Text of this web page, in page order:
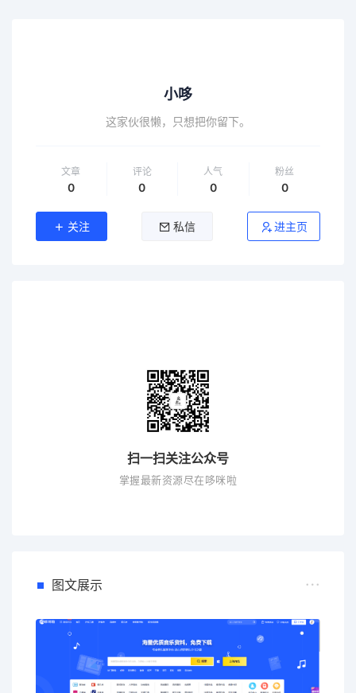
小哆
这家伙很懒，只想把你留下。
文章
0
评论
0
人气
0
粉丝
0
关注 私信 进主页
扫一扫关注公众号
掌握最新资源尽在哆咪啦
图文展示